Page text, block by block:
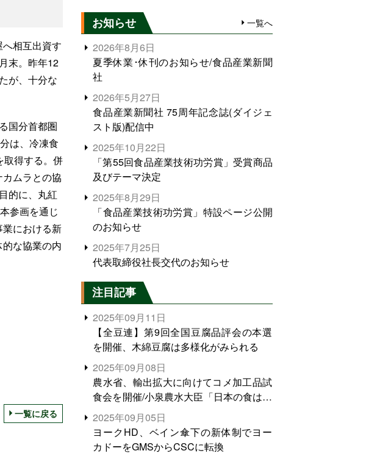
相互出資す
末。昨年12
が、十分な
国分首都圏
は、冷凍食
取得する。併
ムラとの協
的に、丸紅
参画を通じ
における新
な協業の内
一覧に戻る
お知らせ 一覧へ
2026年8月6日
夏季休業･休刊のお知らせ/食品産業新聞
社
2026年5月27日
食品産業新聞社 75周年記念誌(ダイジェ
スト版)配信中
2025年10月22日
「第55回食品産業技術功労賞」受賞商品
及びテーマ決定
2025年8月29日
「食品産業技術功労賞」特設ページ公開
のお知らせ
2025年7月25日
代表取締役社長交代のお知らせ
注目記事
2025年09月11日
【全豆連】第9回全国豆腐品評会の本選
を開催、木綿豆腐は多様化がみられる
2025年09月08日
農水省、輸出拡大に向けてコメ加工品試
食会を開催/小泉農水大臣「日本の食は世
界でトップをとれる。米増産に向けて、
米輸出需要の拡大を」
2025年09月05日
ヨークHD、ベイン傘下の新体制でヨー
カドーをGMSからCSCに転換